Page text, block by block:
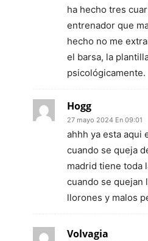
ha hecho tres
entrenador que
hecho no me
el barsa, la
psicológicamente.
Hogg
27 mayo 2024 En 09:01
ahhh ya esta aqui
cuando se queja
madrid tiene toda
cuando se quejan
llorones y malos
Volvagia